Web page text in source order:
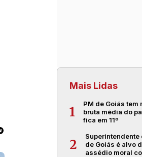
Mais Lidas
1
PM de Goiás tem
bruta média do
fica em 11º
2
de Goiás é alvo
assédio moral